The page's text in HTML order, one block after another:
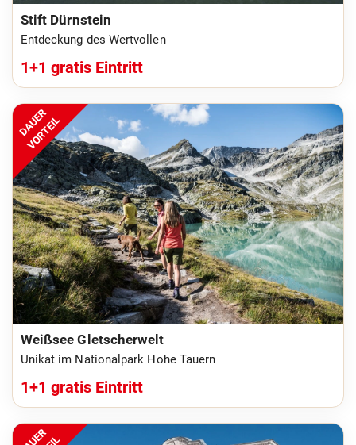
Stift Dürnstein
Entdeckung des Wertvollen
1+1 gratis Eintritt
DAUER
VORTEIL
Weißsee Gletscherwelt
Unikat im Nationalpark Hohe Tauern
1+1 gratis Eintritt